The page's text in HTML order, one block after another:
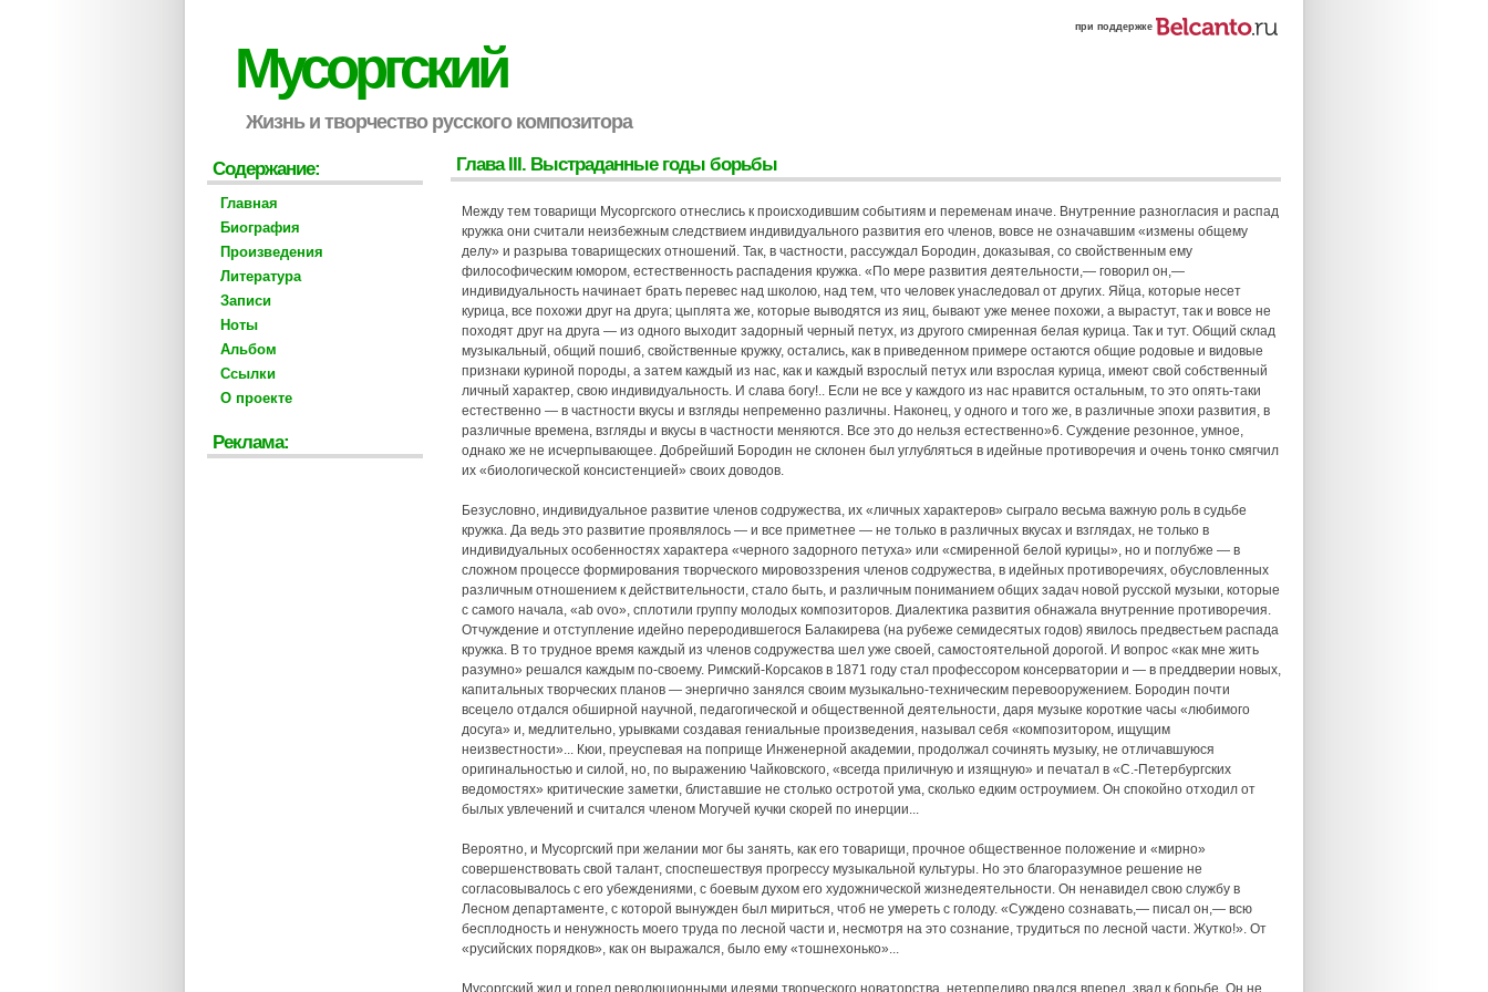
при поддержке
Мусоргский
Жизнь и творчество русского композитора
Глава III. Выстраданные годы борьбы
Между тем товарищи Мусоргского отнеслись к происходившим событиям и переменам иначе. Внутренние разногласия и распад
кружка они считали неизбежным следствием индивидуального развития его членов, вовсе не означавшим «измены общему
делу» и разрыва товарищеских отношений. Так, в частности, рассуждал Бородин, доказывая, со свойственным ему
философическим юмором, естественность распадения кружка. «По мере развития деятельности,— говорил он,—
индивидуальность начинает брать перевес над школою, над тем, что человек унаследовал от других. Яйца, которые несет
курица, все похожи друг на друга; цыплята же, которые выводятся из яиц, бывают уже менее похожи, а вырастут, так и вовсе не
походят друг на друга — из одного выходит задорный черный петух, из другого смиренная белая курица. Так и тут. Общий склад
музыкальный, общий пошиб, свойственные кружку, остались, как в приведенном примере остаются общие родовые и видовые
признаки куриной породы, а затем каждый из нас, как и каждый взрослый петух или взрослая курица, имеют свой собственный
личный характер, свою индивидуальность. И слава богу!.. Если не все у каждого из нас нравится остальным, то это опять-таки
естественно — в частности вкусы и взгляды непременно различны. Наконец, у одного и того же, в различные эпохи развития, в
различные времена, взгляды и вкусы в частности меняются. Все это до нельзя естественно»6. Суждение резонное, умное,
однако же не исчерпывающее. Добрейший Бородин не склонен был углубляться в идейные противоречия и очень тонко смягчил
их «биологической консистенцией» своих доводов.
Безусловно, индивидуальное развитие членов содружества, их «личных характеров» сыграло весьма важную роль в судьбе
кружка. Да ведь это развитие проявлялось — и все приметнее — не только в различных вкусах и взглядах, не только в
индивидуальных особенностях характера «черного задорного петуха» или «смиренной белой курицы», но и поглубже — в
сложном процессе формирования творческого мировоззрения членов содружества, в идейных противоречиях, обусловленных
различным отношением к действительности, стало быть, и различным пониманием общих задач новой русской музыки, которые
с самого начала, «ab ovo», сплотили группу молодых композиторов. Диалектика развития обнажала внутренние противоречия.
Отчуждение и отступление идейно переродившегося Балакирева (на рубеже семидесятых годов) явилось предвестьем распада
кружка. В то трудное время каждый из членов содружества шел уже своей, самостоятельной дорогой. И вопрос «как мне жить
разумно» решался каждым по-своему. Римский-Корсаков в 1871 году стал профессором консерватории и — в преддверии новых,
капитальных творческих планов — энергично занялся своим музыкально-техническим перевооружением. Бородин почти
всецело отдался обширной научной, педагогической и общественной деятельности, даря музыке короткие часы «любимого
досуга» и, медлительно, урывками создавая гениальные произведения, называл себя «композитором, ищущим
неизвестности»... Кюи, преуспевая на поприще Инженерной академии, продолжал сочинять музыку, не отличавшуюся
оригинальностью и силой, но, по выражению Чайковского, «всегда приличную и изящную» и печатал в «С.-Петербургских
ведомостях» критические заметки, блиставшие не столько остротой ума, сколько едким остроумием. Он спокойно отходил от
былых увлечений и считался членом Могучей кучки скорей по инерции...
Вероятно, и Мусоргский при желании мог бы занять, как его товарищи, прочное общественное положение и «мирно»
совершенствовать свой талант, споспешествуя прогрессу музыкальной культуры. Но это благоразумное решение не
согласовывалось с его убеждениями, с боевым духом его художнической жизнедеятельности. Он ненавидел свою службу в
Лесном департаменте, с которой вынужден был мириться, чтоб не умереть с голоду. «Суждено сознавать,— писал он,— всю
бесплодность и ненужность моего труда по лесной части и, несмотря на это сознание, трудиться по лесной части. Жутко!». От
«русийских порядков», как он выражался, было ему «тошнехонько»...
Мусоргский жил и горел революционными идеями творческого новаторства, нетерпеливо рвался вперед, звал к борьбе. Он не
Содержание:
Главная
Биография
Произведения
Литература
Записи
Ноты
Альбом
Ссылки
О проекте
Реклама: